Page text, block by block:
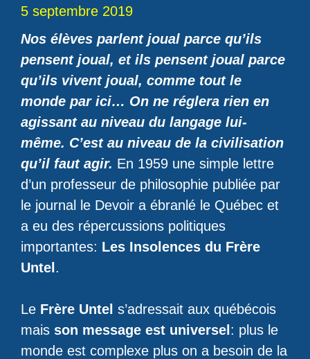
5 septembre 2019
Nos élèves parlent joual parce qu’ils
pensent joual, et ils pensent joual parce
qu’ils vivent joual, comme tout le
monde par ici… On ne réglera rien en
agissant au niveau du langage lui-
même. C’est au niveau de la civilisation
qu’il faut agir. En 1959 une simple lettre
d’un professeur de philosophie publiée par
le journal le Devoir a ébranlé le Québec et
a eu des répercussions politiques
importantes: Les Insolences du Frère
Untel .
Le Frère Untel s’adressait aux québécois
mais son message est universel : plus le
monde est complexe plus on a besoin de la